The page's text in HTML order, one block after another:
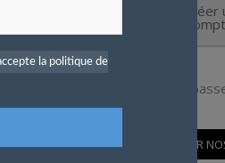
Créer
Mot de
OÙ TROUVER
la politique de